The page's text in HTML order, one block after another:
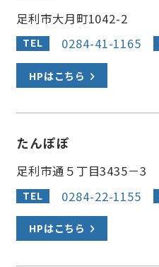
足利市大月町1042-2
TEL 0284-41-1165
HPはこちら
たんぽぽ
足利市通５丁目3435－3
TEL 0284-22-1155
HPはこちら